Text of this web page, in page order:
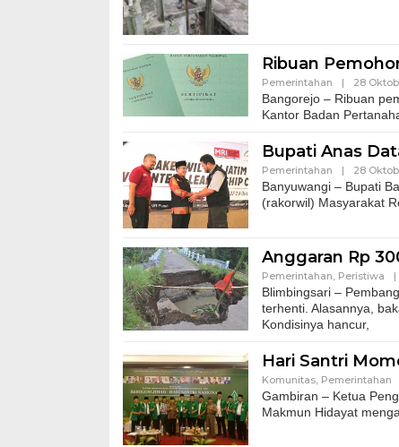
Ribuan
Pemerintahan | 28
Bangorejo – Ribuan
Kantor Badan
Bupati Anas
Pemerintahan | 28
Banyuwangi – Bupati
(rakorwil) Masyarakat
Anggaran Rp
Pemerintahan, Peristiwa |
Blimbingsari –
terhenti. Alasannya,
Kondisinya hancur,
Hari Santri
Komunitas, Pemerintahan
Gambiran – Ketua
Makmun Hidayat